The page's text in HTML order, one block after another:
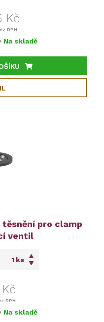
Kč
DPH
Na skladě
pro clamp
ventil
ks
Kč
DPH
Na skladě